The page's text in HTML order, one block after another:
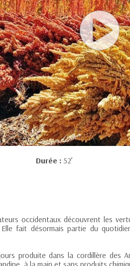
Durée : 52’
occidentaux découvrent les
fait désormais partie du
produite dans la cordillère des